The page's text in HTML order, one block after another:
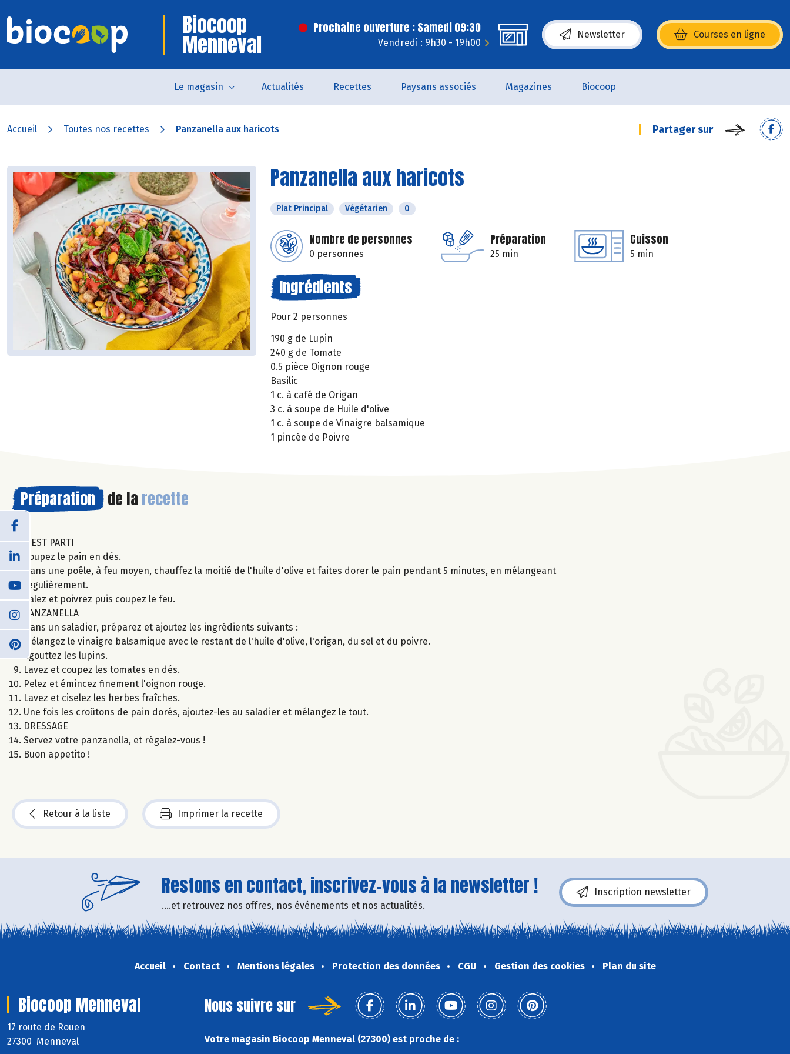
Biocoop
Menneval
Prochaine ouverture : Samedi 09:30
Vendredi : 9h30 - 19h00
Newsletter Courses en ligne
(s’ouvre dans une nouvelle fenêtre)
Le magasin Actualités Recettes Paysans associés Magazines Biocoop
Accueil Toutes nos recettes Panzanella aux haricots Partager sur
Panzanella aux haricots
Plat Principal Végétarien 0
Nombre de personnes
0 personnes
Préparation
25 min
Cuisson
5 min
Ingrédients
Pour 2 personnes
190 g de Lupin
240 g de Tomate
0.5 pièce Oignon rouge
Basilic
1 c. à café de Origan
3 c. à soupe de Huile d'olive
1 c. à soupe de Vinaigre balsamique
1 pincée de Poivre
Préparation de la recette
C'EST PARTI
Coupez le pain en dés.
Dans une poêle, à feu moyen, chauffez la moitié de l'huile d'olive et faites dorer le pain pendant 5 minutes, en mélangeant
régulièrement.
Salez et poivrez puis coupez le feu.
PANZANELLA
Dans un saladier, préparez et ajoutez les ingrédients suivants :
Mélangez le vinaigre balsamique avec le restant de l'huile d'olive, l'origan, du sel et du poivre.
Égouttez les lupins.
Lavez et coupez les tomates en dés.
Pelez et émincez finement l'oignon rouge.
Lavez et ciselez les herbes fraîches.
Une fois les croûtons de pain dorés, ajoutez-les au saladier et mélangez le tout.
DRESSAGE
Servez votre panzanella, et régalez-vous !
Buon appetito !
Retour à la liste Imprimer la recette
Restons en contact, inscrivez-vous à la newsletter !
....et retrouvez nos offres, nos événements et nos actualités.
Inscription newsletter
Accueil Contact Mentions légales Protection des données CGU Gestion des cookies Plan du site
Biocoop Menneval
17 route de Rouen
27300 Menneval
Nous suivre sur
Votre magasin Biocoop Menneval (27300) est proche de :